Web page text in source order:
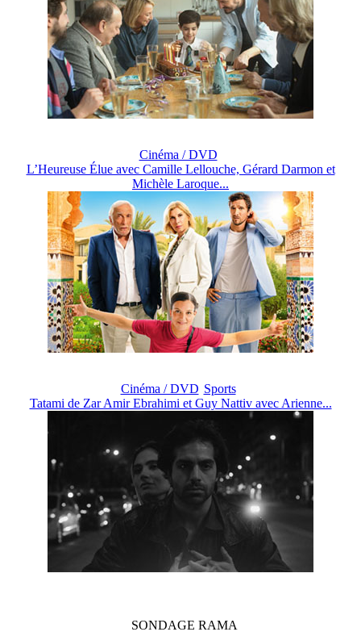
Cinéma / DVD
L’Heureuse Élue avec Camille Lellouche, Gérard Darmon et
Michèle Laroque...
Cinéma / DVD Sports
Tatami de Zar Amir Ebrahimi et Guy Nattiv avec Arienne...
SONDAGE RAMA